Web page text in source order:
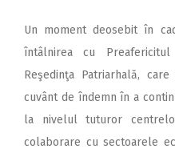
Un moment deosebit în
întâlnirea cu
Reşedinţa Patriarhală,
cuvânt de îndemn în a
la nivelul tuturor
colaborare cu sectoarele